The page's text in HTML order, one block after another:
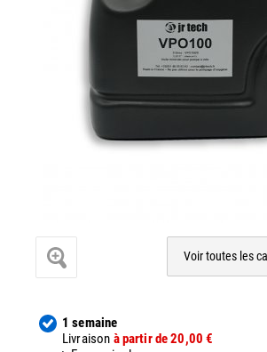
Voir toutes les
1 semaine
Livraison à partir de 20,00 €